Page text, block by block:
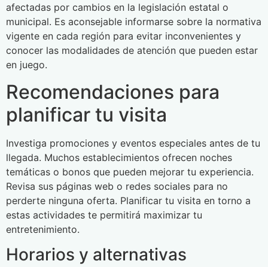
afectadas por cambios en la legislación estatal o
municipal. Es aconsejable informarse sobre la normativa
vigente en cada región para evitar inconvenientes y
conocer las modalidades de atención que pueden estar
en juego.
Recomendaciones para
planificar tu visita
Investiga promociones y eventos especiales antes de tu
llegada. Muchos establecimientos ofrecen noches
temáticas o bonos que pueden mejorar tu experiencia.
Revisa sus páginas web o redes sociales para no
perderte ninguna oferta. Planificar tu visita en torno a
estas actividades te permitirá maximizar tu
entretenimiento.
Horarios y alternativas